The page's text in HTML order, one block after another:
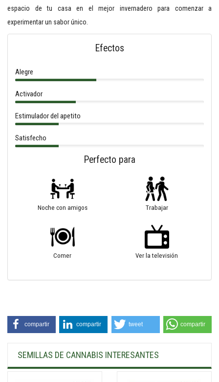
espacio de tu casa en el mejor invernadero para comenzar a
experimentar un sabor único.
Efectos
Alegre
Activador
Estimulador del apetito
Satisfecho
Perfecto para
Noche con amigos Trabajar
Comer Ver la televisión
compartir compartir tweet compartir
SEMILLAS DE CANNABIS INTERESANTES